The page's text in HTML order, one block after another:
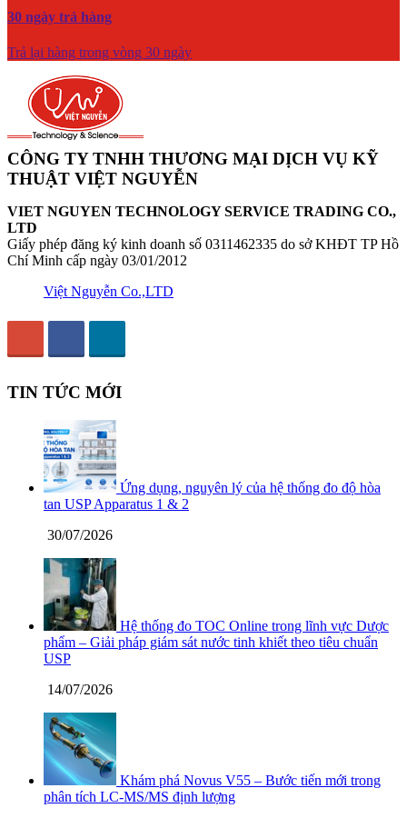
30 ngày trả hàng
Trả lại hàng trong vòng 30 ngày
CÔNG TY TNHH THƯƠNG MẠI DỊCH VỤ KỸ
THUẬT VIỆT NGUYỄN
VIET NGUYEN TECHNOLOGY SERVICE TRADING CO.,
LTD
Giấy phép đăng ký kinh doanh số 0311462335 do sở KHĐT TP Hồ
Chí Minh cấp ngày 03/01/2012
Việt Nguyễn Co.,LTD
TIN TỨC MỚI
Ứng dụng, nguyên lý của hệ thống đo độ hòa
tan USP Apparatus 1 & 2
30/07/2026
Hệ thống đo TOC Online trong lĩnh vực Dược
phẩm – Giải pháp giám sát nước tinh khiết theo tiêu chuẩn
USP
14/07/2026
Khám phá Novus V55 – Bước tiến mới trong
phân tích LC-MS/MS định lượng